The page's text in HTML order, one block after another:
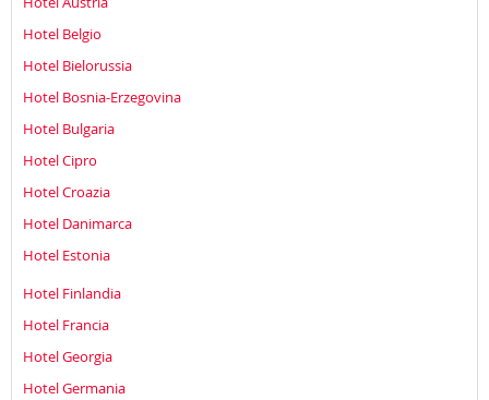
Hotel Belgio
Hotel Bielorussia
Hotel Bosnia-Erzegovina
Hotel Bulgaria
Hotel Cipro
Hotel Croazia
Hotel Danimarca
Hotel Estonia
Hotel Finlandia
Hotel Francia
Hotel Georgia
Hotel Germania